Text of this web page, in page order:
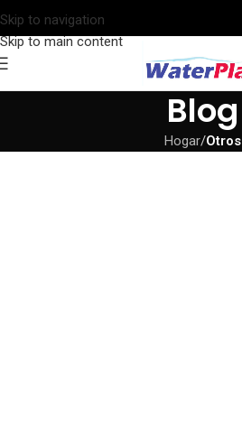
Skip to navigation
Skip to main content
Blog
Hogar/Otros